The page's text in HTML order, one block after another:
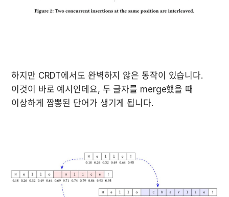
하지만 CRDT에서도 완벽하지 않은 동작이 있습니다.
이것이 바로 예시인데요, 두 글자를 merge했을 때
이상하게 짬뽕된 단어가 생기게 됩니다.